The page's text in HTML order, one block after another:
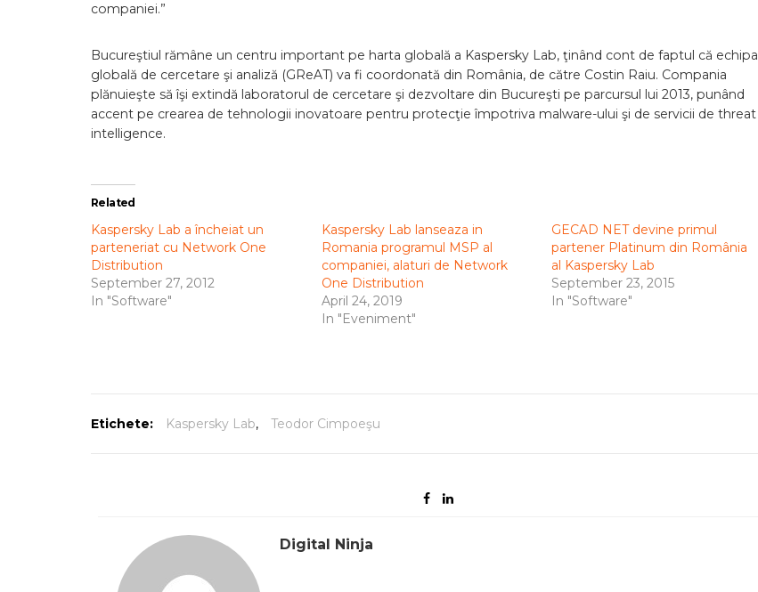
companiei.”
Bucureştiul rămâne un centru important pe harta globală a Kaspersky Lab, ţinând cont de faptul că echipa
globală de cercetare şi analiză (GReAT) va fi coordonată din România, de către Costin Raiu. Compania
plănuieşte să îşi extindă laboratorul de cercetare şi dezvoltare din Bucureşti pe parcursul lui 2013, punând
accent pe crearea de tehnologii inovatoare pentru protecţie împotriva malware-ului şi de servicii de threat
intelligence.
Related
Kaspersky Lab a încheiat un
parteneriat cu Network One
Distribution
September 27, 2012
In "Software"
Kaspersky Lab lanseaza in
Romania programul MSP al
companiei, alaturi de Network
One Distribution
April 24, 2019
In "Eveniment"
GECAD NET devine primul
partener Platinum din România
al Kaspersky Lab
September 23, 2015
In "Software"
Etichete: Kaspersky Lab, Teodor Cimpoeşu
Digital Ninja